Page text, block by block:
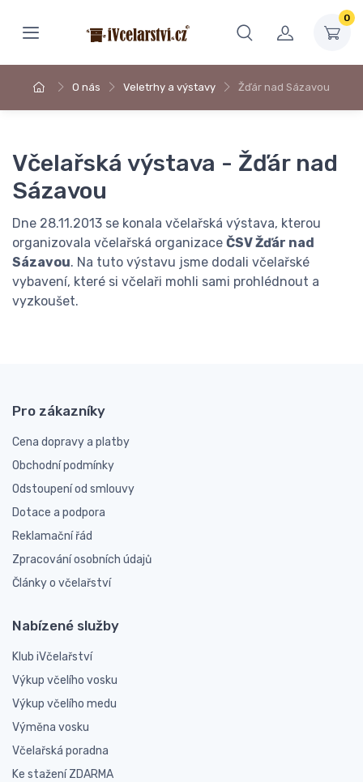
0
O nás Veletrhy a výstavy Žďár nad Sázavou
Včelařská výstava - Žďár nad
Sázavou
Dne 28.11.2013 se konala včelařská výstava, kterou
organizovala včelařská organizace ČSV Žďár nad
Sázavou. Na tuto výstavu jsme dodali včelařské
vybavení, které si včelaři mohli sami prohlédnout a
vyzkoušet.
Pro zákazníky
Cena dopravy a platby
Obchodní podmínky
Odstoupení od smlouvy
Dotace a podpora
Reklamační řád
Zpracování osobních údajů
Články o včelařství
Nabízené služby
Klub iVčelařství
Výkup včelího vosku
Výkup včelího medu
Výměna vosku
Včelařská poradna
Ke stažení ZDARMA